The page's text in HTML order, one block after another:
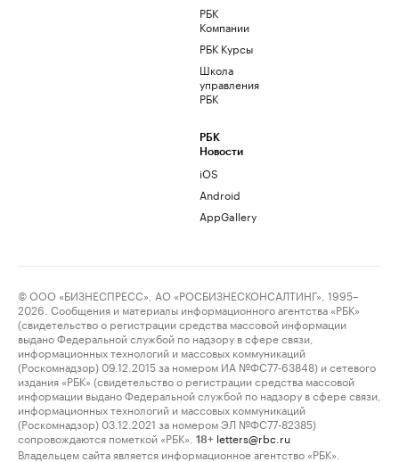
РБК
Компании
РБК Курсы
Школа
управления
РБК
РБК
Новости
iOS
Android
AppGallery
© ООО «БИЗНЕСПРЕСС», АО «РОСБИЗНЕСКОНСАЛТИНГ», 1995–
2026. Сообщения и материалы информационного агентства «РБК»
(свидетельство о регистрации средства массовой информации
выдано Федеральной службой по надзору в сфере связи,
информационных технологий и массовых коммуникаций
(Роскомнадзор) 09.12.2015 за номером ИА №ФС77-63848) и сетевого
издания «РБК» (свидетельство о регистрации средства массовой
информации выдано Федеральной службой по надзору в сфере связи,
информационных технологий и массовых коммуникаций
(Роскомнадзор) 03.12.2021 за номером ЭЛ №ФС77-82385)
сопровождаются пометкой «РБК».
18+ letters@rbc.ru
Владельцем сайта является информационное агентство «РБК».